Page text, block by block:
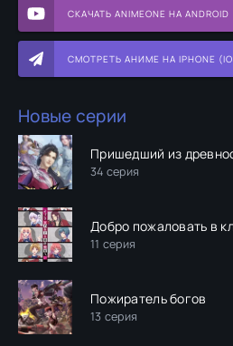
СКАЧАТЬ ANIMEONE НА ANDROID
СМОТРЕТЬ АНИМЕ НА IPHONE
Новые серии
Пришедший из
34 серия
Добро пожаловать в
11 серия
Пожиратель богов
13 серия